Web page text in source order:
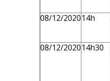
08/12/202014h
08/12/202014h30